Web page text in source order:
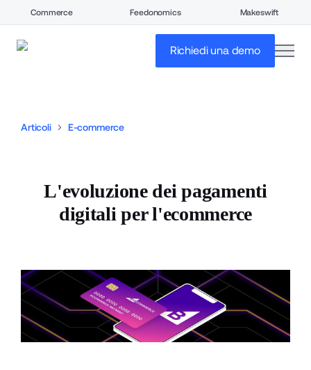
Commerce Feedonomics Makeswift
Richiedi una demo
Articoli E-commerce
L'evoluzione dei pagamenti
digitali per l'ecommerce